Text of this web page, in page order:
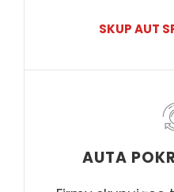
SKUP AUT
AUTA